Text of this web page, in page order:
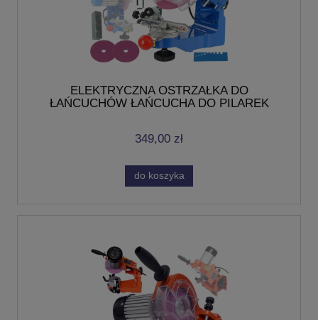
ELEKTRYCZNA OSTRZAŁKA DO
ŁAŃCUCHÓW ŁAŃCUCHA DO PILAREK
349,00 zł
do koszyka